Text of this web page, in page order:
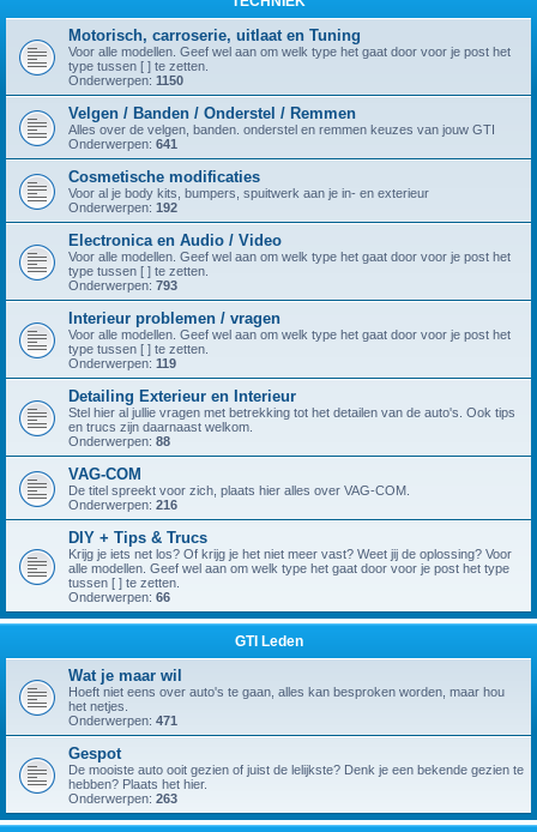
Motorisch, carroserie, uitlaat en Tuning
Voor alle modellen. Geef wel aan om welk type het gaat door voor je post het
type tussen [ ] te zetten.
Onderwerpen: 1150
Velgen / Banden / Onderstel / Remmen
Alles over de velgen, banden. onderstel en remmen keuzes van jouw GTI
Onderwerpen: 641
Cosmetische modificaties
Voor al je body kits, bumpers, spuitwerk aan je in- en exterieur
Onderwerpen: 192
Electronica en Audio / Video
Voor alle modellen. Geef wel aan om welk type het gaat door voor je post het
type tussen [ ] te zetten.
Onderwerpen: 793
Interieur problemen / vragen
Voor alle modellen. Geef wel aan om welk type het gaat door voor je post het
type tussen [ ] te zetten.
Onderwerpen: 119
Detailing Exterieur en Interieur
Stel hier al jullie vragen met betrekking tot het detailen van de auto's. Ook tips
en trucs zijn daarnaast welkom.
Onderwerpen: 88
VAG-COM
De titel spreekt voor zich, plaats hier alles over VAG-COM.
Onderwerpen: 216
DIY + Tips & Trucs
Krijg je iets net los? Of krijg je het niet meer vast? Weet jij de oplossing? Voor
alle modellen. Geef wel aan om welk type het gaat door voor je post het type
tussen [ ] te zetten.
Onderwerpen: 66
GTI Leden
Wat je maar wil
Hoeft niet eens over auto's te gaan, alles kan besproken worden, maar hou
het netjes.
Onderwerpen: 471
Gespot
De mooiste auto ooit gezien of juist de lelijkste? Denk je een bekende gezien te
hebben? Plaats het hier.
Onderwerpen: 263